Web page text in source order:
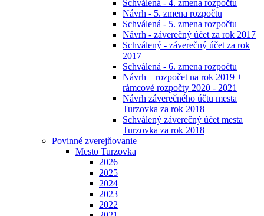
Schválená - 4. zmena rozpočtu
Návrh - 5. zmena rozpočtu
Schválená - 5. zmena rozpočtu
Návrh - záverečný účet za rok 2017
Schválený - záverečný účet za rok
2017
Schválená - 6. zmena rozpočtu
Návrh – rozpočet na rok 2019 +
rámcové rozpočty 2020 - 2021
Návrh záverečného účtu mesta
Turzovka za rok 2018
Schválený záverečný účet mesta
Turzovka za rok 2018
Povinné zverejňovanie
Mesto Turzovka
2026
2025
2024
2023
2022